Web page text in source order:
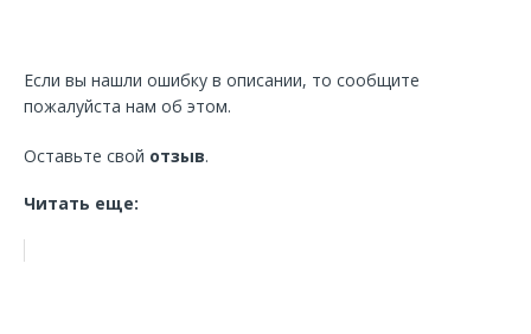
Если вы нашли ошибку в описании, то сообщите
пожалуйста нам об этом.
Оставьте свой отзыв.
Читать еще: